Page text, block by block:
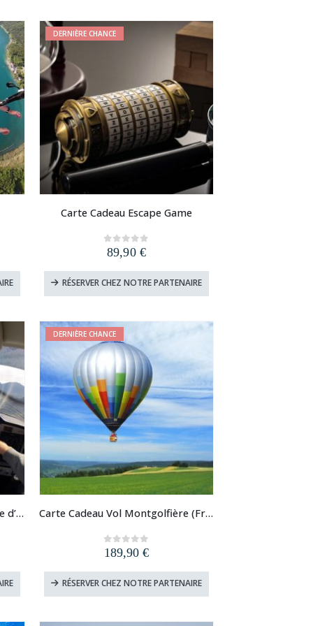
DERNIÈRE CHANCE
Carte Cadeau Escape Game
0out of 5
89,90 €
RÉSERVER CHEZ NOTRE PARTENAIRE
Carte Cadeau Initiation Pilotage d’Avion
DERNIÈRE CHANCE
Carte Cadeau Vol Montgolfière (France)
0 out of 5
189,90€
RÉSERVER CHEZ NOTRE PARTENAIRE